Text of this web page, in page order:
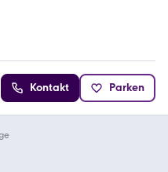
Kontakt Parken